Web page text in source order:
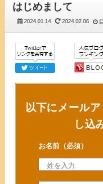
はじめまして
2024.01.14 2024.02.06
以下にメール
し込
お名前（必須）